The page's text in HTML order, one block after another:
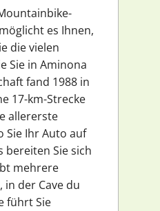
es Ihnen,
die vielen
Sie in Aminona
fand 1988 in
17-km-Strecke
allererste
Sie Ihr Auto auf
bereiten Sie sich
mehrere
der Cave du
führt Sie